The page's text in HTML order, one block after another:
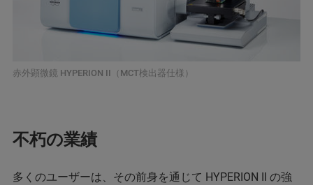
赤外顕微鏡 HYPERION II（MCT検出器仕様）
不朽の業績
多くのユーザーは、その前身を通じて HYPERION II の強